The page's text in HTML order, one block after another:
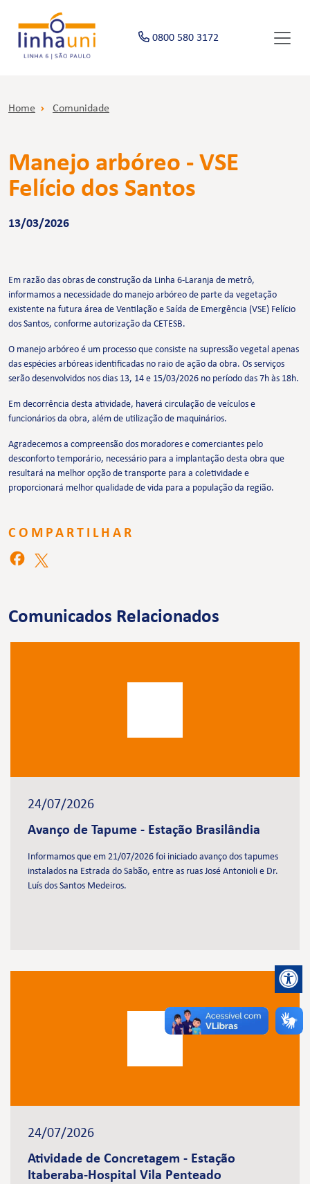
0800 580 3172
Home Comunidade
Manejo arbóreo - VSE
Felício dos Santos
13/03/2026
Em razão das obras de construção da Linha 6-Laranja de metrô,
informamos a necessidade do manejo arbóreo de parte da vegetação
existente na futura área de Ventilação e Saída de Emergência (VSE) Felício
dos Santos, conforme autorização da CETESB.
O manejo arbóreo é um processo que consiste na supressão vegetal apenas
das espécies arbóreas identificadas no raio de ação da obra. Os serviços
serão desenvolvidos nos dias 13, 14 e 15/03/2026 no período das 7h às 18h.
Em decorrência desta atividade, haverá circulação de veículos e
funcionários da obra, além de utilização de maquinários.
Agradecemos a compreensão dos moradores e comerciantes pelo
desconforto temporário, necessário para a implantação desta obra que
resultará na melhor opção de transporte para a coletividade e
proporcionará melhor qualidade de vida para a população da região.
COMPARTILHAR
Comunicados Relacionados
24/07/2026
Avanço de Tapume - Estação Brasilândia
Informamos que em 21/07/2026 foi iniciado avanço dos tapumes
instalados na Estrada do Sabão, entre as ruas José Antonioli e Dr.
Luís dos Santos Medeiros.
24/07/2026
Atividade de Concretagem - Estação
Itaberaba-Hospital Vila Penteado